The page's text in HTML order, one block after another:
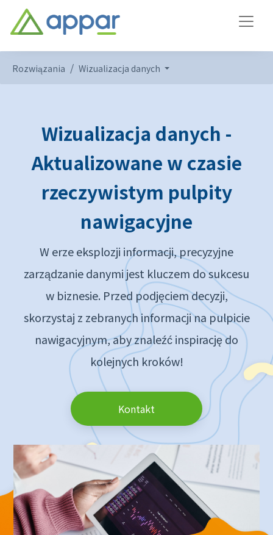
Rozwiązania Wizualizacja danych
Wizualizacja danych -
Aktualizowane w czasie
rzeczywistym pulpity
nawigacyjne
W erze eksplozji informacji, precyzyjne
zarządzanie danymi jest kluczem do sukcesu
w biznesie. Przed podjęciem decyzji,
skorzystaj z zebranych informacji na pulpicie
nawigacyjnym, aby znaleźć inspirację do
kolejnych kroków!
Kontakt